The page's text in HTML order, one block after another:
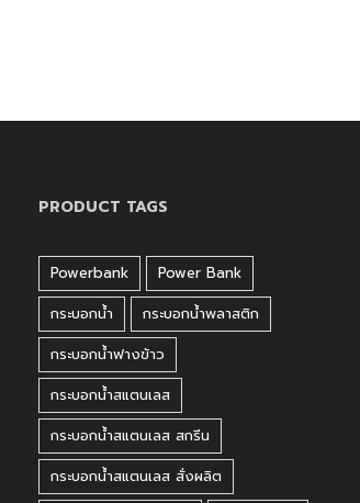
PRODUCT TAGS
Powerbank
Power Bank
กระบอกน้ำ
กระบอกน้ำพลาสติก
กระบอกน้ำฟางข้าว
กระบอกน้ำสแตนเลส
กระบอกน้ำสแตนเลส สกรีน
กระบอกน้ำสแตนเลส สั่งผลิต